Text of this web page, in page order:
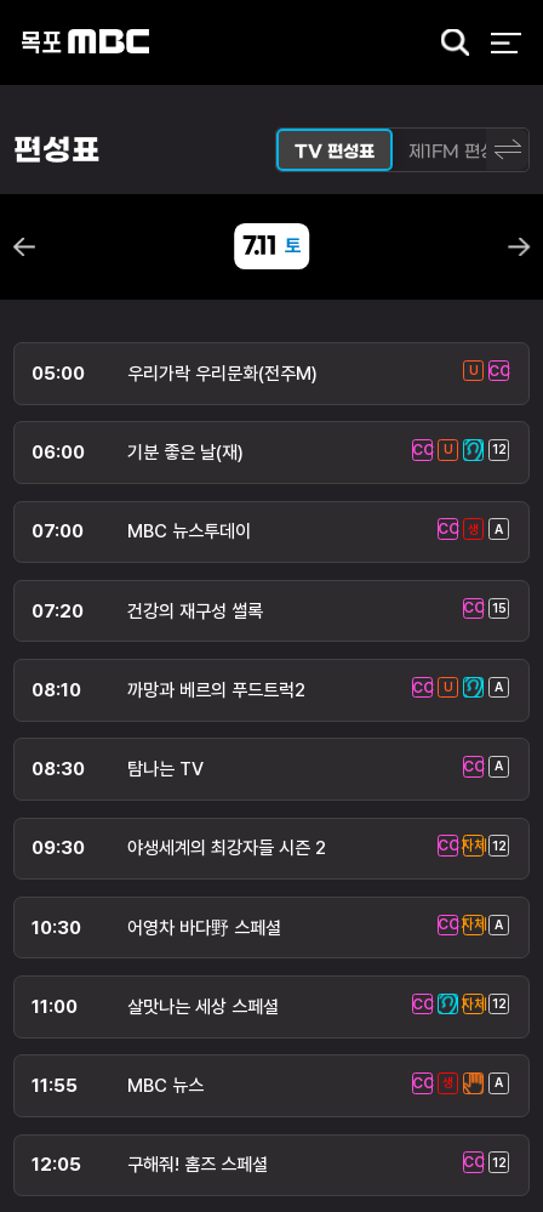
검
편성표 TV 편성표 제1FM 편성표
7.11 토
05:00 우리가락 우리문화(전주M)
06:00 기분 좋은 날(재)
07:00 MBC 뉴스투데이
07:20 건강의 재구성 썰록
08:10 까망과 베르의 푸드트럭2
08:30 탐나는 TV
09:30 야생세계의 최강자들 시즌 2
10:30 어영차 바다野 스페셜
11:00 살맛나는 세상 스페셜
11:55 MBC 뉴스
12:05 구해줘! 홈즈 스페셜